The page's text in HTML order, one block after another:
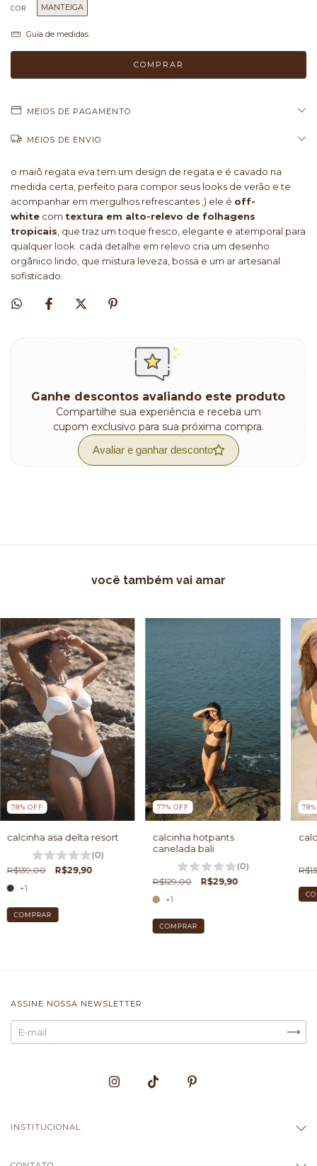
COR MANTEIGA
Guia de medidas
MEIOS DE PAGAMENTO
MEIOS DE ENVIO
o maiô regata eva tem um design de regata e é cavado na
medida certa, perfeito para compor seus looks de verão e te
acompanhar em mergulhos refrescantes ;) ele é off-
white com textura em alto-relevo de folhagens
tropicais , que traz um toque fresco, elegante e atemporal para
qualquer look. cada detalhe em relevo cria um desenho
orgânico lindo, que mistura leveza, bossa e um ar artesanal
sofisticado.
Ganhe descontos avaliando este produto
Compartilhe sua experiência e receba um
cupom exclusivo para sua próxima compra.
Avaliar e ganhar desconto
você também vai amar
78% OFF
calcinha asa delta resort
(0)
R$139,00
R$29,90
+1
COMPRAR
77% OFF
calcinha hotpants
canelada bali
(0)
R$129,00
R$29,90
+1
COMPRAR
78
ASSINE NOSSA NEWSLETTER
INSTITUCIONAL